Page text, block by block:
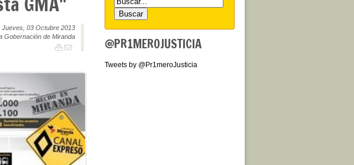
Jueves, 03 Octubre 2013
Gobernación de Miranda
@PR1MEROJUSTICIA
Tweets by @Pr1meroJusticia